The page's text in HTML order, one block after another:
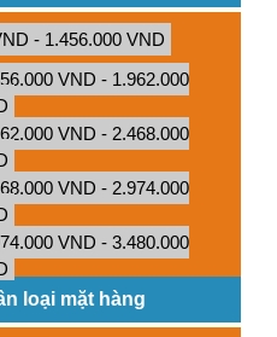
- 1.456.000 VND
VND - 1.962.000
VND - 2.468.000
VND - 2.974.000
VND - 3.480.000
loại mặt hàng